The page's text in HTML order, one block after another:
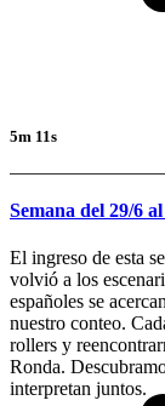
5m 11s
Semana del 29/6
El ingreso de esta
volvió a los
españoles se
nuestro conteo.
rollers y
Ronda.
interpretan juntos.